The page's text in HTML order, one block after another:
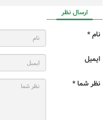
ارسال نظر
نام *
ایمیل
نظر شما *